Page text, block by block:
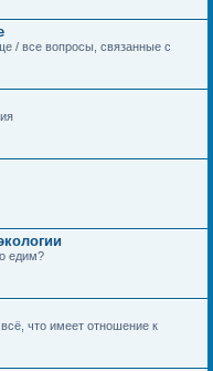
/ все вопросы, связанные с
едим?
что имеет отношение к